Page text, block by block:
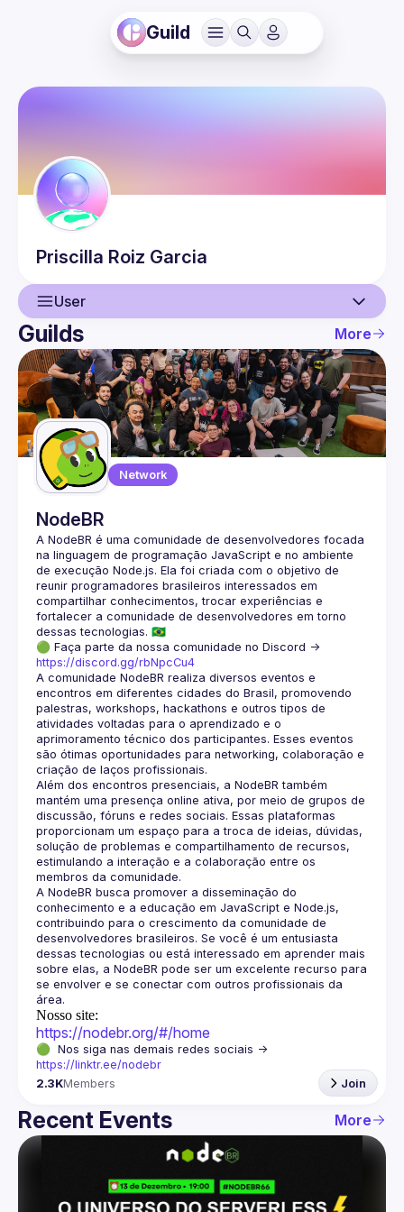
Guild
Priscilla Roiz Garcia
User
User
Events
Guilds
Guilds More
Network
NodeBR
A NodeBR é uma comunidade de desenvolvedores focada
na linguagem de programação JavaScript e no ambiente
de execução Node.js. Ela foi criada com o objetivo de
reunir programadores brasileiros interessados em
compartilhar conhecimentos, trocar experiências e
fortalecer a comunidade de desenvolvedores em torno
🟢 Faça parte da nossa comunidade no Discord ->
https://discord.gg/rbNpcCu4
A comunidade NodeBR realiza diversos eventos e
encontros em diferentes cidades do Brasil, promovendo
palestras, workshops, hackathons e outros tipos de
atividades voltadas para o aprendizado e o
aprimoramento técnico dos participantes. Esses eventos
são ótimas oportunidades para networking, colaboração e
Além dos encontros presenciais, a NodeBR também
mantém uma presença online ativa, por meio de grupos de
discussão, fóruns e redes sociais. Essas plataformas
proporcionam um espaço para a troca de ideias, dúvidas,
solução de problemas e compartilhamento de recursos,
estimulando a interação e a colaboração entre os
A NodeBR busca promover a disseminação do
conhecimento e a educação em JavaScript e Node.js,
contribuindo para o crescimento da comunidade de
desenvolvedores brasileiros. Se você é um entusiasta
dessas tecnologias ou está interessado em aprender mais
sobre elas, a NodeBR pode ser um excelente recurso para
se envolver e se conectar com outros profissionais da
Nosso site:
https://nodebr.org/#/home
https://linktr.ee/nodebr
2.3KMembers Join
Recent Events More